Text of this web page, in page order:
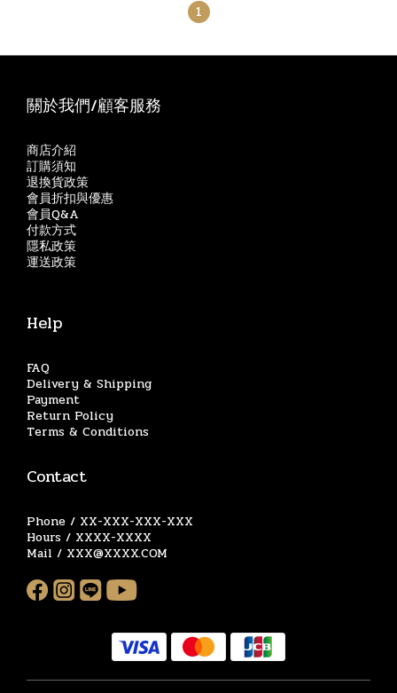
1
關於我們/顧客服務
商店介紹
訂購須知
退換貨政策
會員折扣與優惠
會員Q&A
付款方式
隱私政策
運送政策
Help
FAQ
Delivery & Shipping
Payment
Return Policy
Terms & Conditions
Contact
Phone / XX-XXX-XXX-XXX
Hours / XXXX-XXXX
Mail / XXX@XXXX.COM